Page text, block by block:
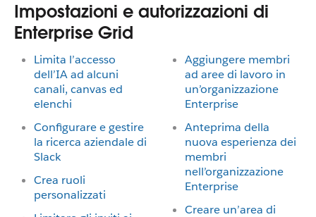
Impostazioni e autorizzazioni di
Enterprise Grid
Limita l’accesso
dell’IA ad alcuni
canali, canvas ed
elenchi
Configurare e gestire
la ricerca aziendale di
Slack
Crea ruoli
personalizzati
Aggiungere membri
ad aree di lavoro in
un’organizzazione
Enterprise
Anteprima della
nuova esperienza dei
membri
nell’organizzazione
Enterprise
Creare un’area di